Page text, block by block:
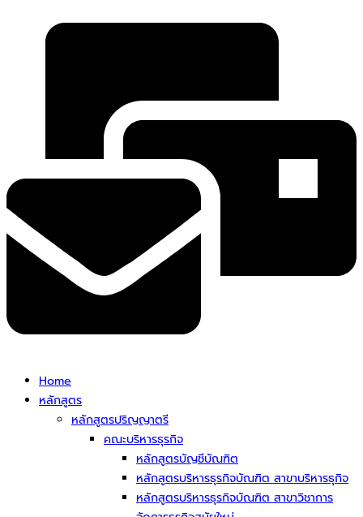
Home
หลักสูตร
หลักสูตรปริญญาตรี
คณะบริหารธุรกิจ
หลักสูตรบัญชีบัณฑิต
หลักสูตรบริหารธุรกิจบัณฑิต สาขาบริหารธุกิจ
หลักสูตรบริหารธุรกิจบัณฑิต สาขาวิชาการ